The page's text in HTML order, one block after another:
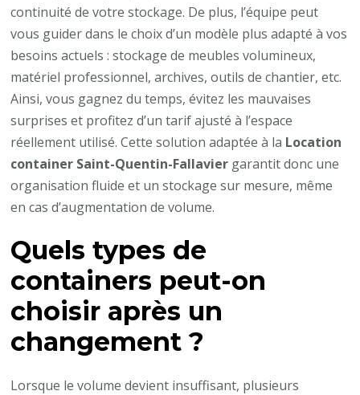
continuité de votre stockage. De plus, l’équipe peut
vous guider dans le choix d’un modèle plus adapté à vos
besoins actuels : stockage de meubles volumineux,
matériel professionnel, archives, outils de chantier, etc.
Ainsi, vous gagnez du temps, évitez les mauvaises
surprises et profitez d’un tarif ajusté à l’espace
réellement utilisé. Cette solution adaptée à la Location
container Saint-Quentin-Fallavier garantit donc une
organisation fluide et un stockage sur mesure, même
en cas d’augmentation de volume.
Quels types de
containers peut-on
choisir après un
changement ?
Lorsque le volume devient insuffisant, plusieurs